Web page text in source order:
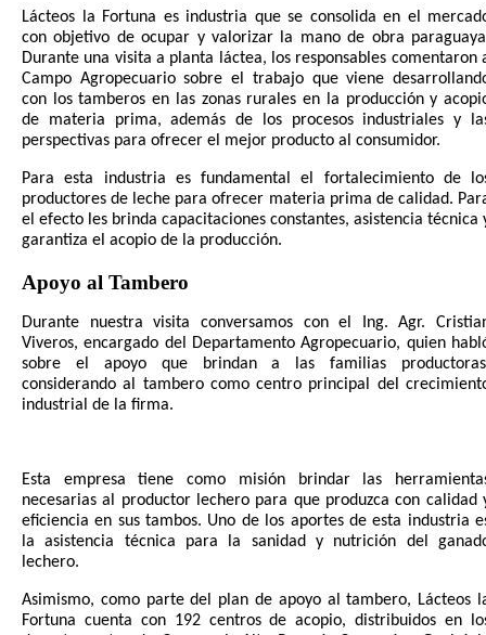
Lácteos la Fortuna es industria que se consolida en el
con objetivo de ocupar y valorizar la mano de obra
Durante una visita a planta láctea, los responsables comentaron
Campo Agropecuario sobre el trabajo que viene
con los tamberos en las zonas rurales en la producción y
de materia prima, además de los procesos industriales y
perspectivas para ofrecer el mejor producto al consumidor.
Para esta industria es fundamental el fortalecimiento de
productores de leche para ofrecer materia prima de calidad.
el efecto les brinda capacitaciones constantes, asistencia técnica
garantiza el acopio de la producción.
Apoyo al Tambero
Durante nuestra visita conversamos con el Ing. Agr.
Viveros, encargado del Departamento Agropecuario, quien
sobre el apoyo que brindan a las familias
considerando al tambero como centro principal del
industrial de la firma.
Esta empresa tiene como misión brindar las
necesarias al productor lechero para que produzca con calidad
eficiencia en sus tambos. Uno de los aportes de esta industria
la asistencia técnica para la sanidad y nutrición del
lechero.
Asimismo, como parte del plan de apoyo al tambero, Lácteos
Fortuna cuenta con 192 centros de acopio, distribuidos en